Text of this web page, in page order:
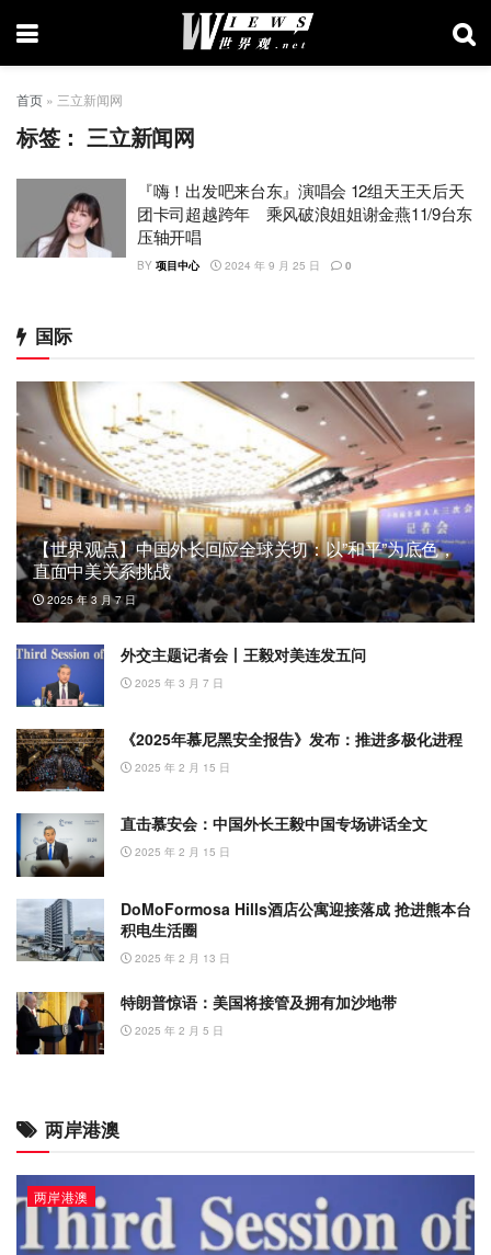
首页 » 三立新闻网
标签：三立新闻网
『嗨！出发吧来台东』演唱会 12组天王天后天
团卡司超越跨年 乘风破浪姐姐谢金燕11/9台东
压轴开唱
BY 项目中心 2024 年 9 月 25 日 0
国际
【世界观点】中国外长回应全球关切：以”和平”为底色，
直面中美关系挑战
2025 年 3 月 7 日
外交主题记者会丨王毅对美连发五问
2025 年 3 月 7 日
《2025年慕尼黑安全报告》发布：推进多极化进程
2025 年 2 月 15 日
直击慕安会：中国外长王毅中国专场讲话全文
2025 年 2 月 15 日
DoMoFormosa Hills酒店公寓迎接落成 抢进熊本台
积电生活圈
2025 年 2 月 13 日
特朗普惊语：美国将接管及拥有加沙地带
2025 年 2 月 5 日
两岸港澳
两岸港澳